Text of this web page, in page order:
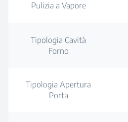
Pulizia a Vapore
Tipologia Cavità
Forno
Tipologia Apertura
Porta